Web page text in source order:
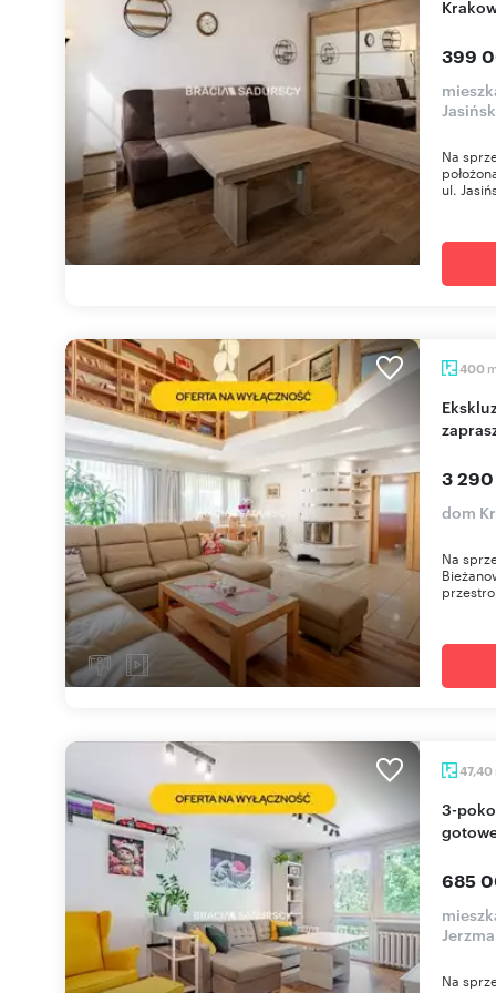
399
Na
ul.
400
Ekskluzywny dom 315 m² w Bieżanowie -
3
dom
Na
47,40
3-pokojowe mieszkanie 47,4 m² z balkonem,
685
Na